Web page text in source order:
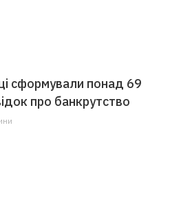
сформували понад 69
про банкрутство